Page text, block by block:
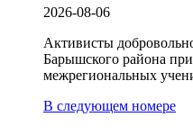
2026-08-06
Активисты
Барышского района
межрегиональных
В следующем номере